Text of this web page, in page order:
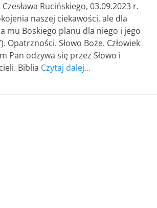
Rucińskiego, 03.09.2023 r.
naszej ciekawości, ale dla
mu Boskiego planu dla niego i jego
Opatrzności. Słowo Boże. Człowiek
Pan odzywa się przez Słowo i
Biblia Czytaj dalej…